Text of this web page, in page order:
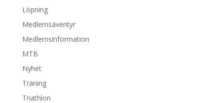
Löpning
Medlemsäventyr
Medlemsinformation
MTB
Nyhet
Träning
Triathlon